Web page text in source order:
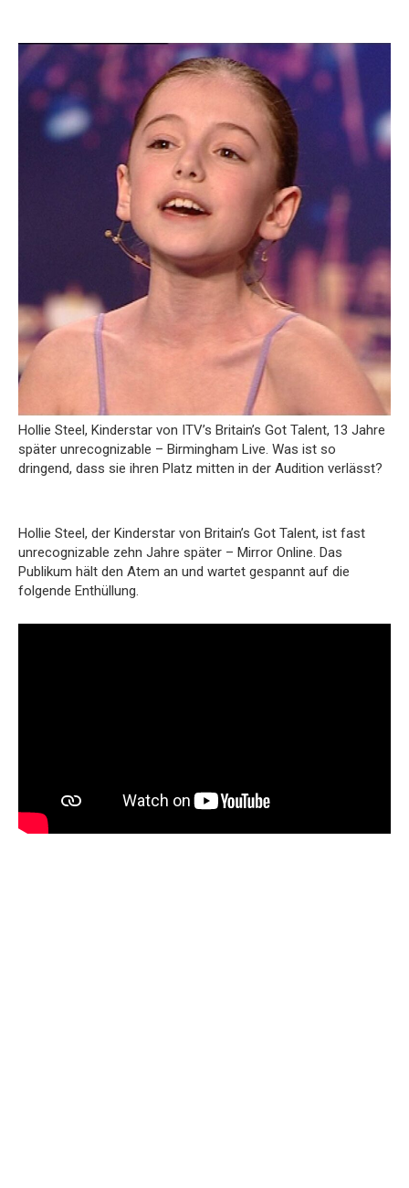
Hollie Steel, Kinderstar von ITV’s Britain’s Got Talent, 13 Jahre
später unrecognizable – Birmingham Live. Was ist so
dringend, dass sie ihren Platz mitten in der Audition verlässt?
Hollie Steel, der Kinderstar von Britain’s Got Talent, ist fast
unrecognizable zehn Jahre später – Mirror Online. Das
Publikum hält den Atem an und wartet gespannt auf die
folgende Enthüllung.